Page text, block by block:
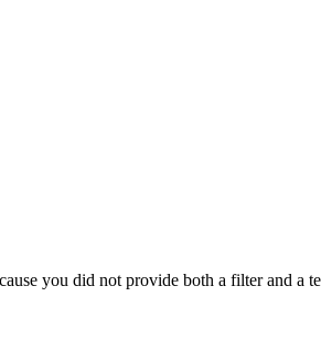
you did not provide both a filter and a